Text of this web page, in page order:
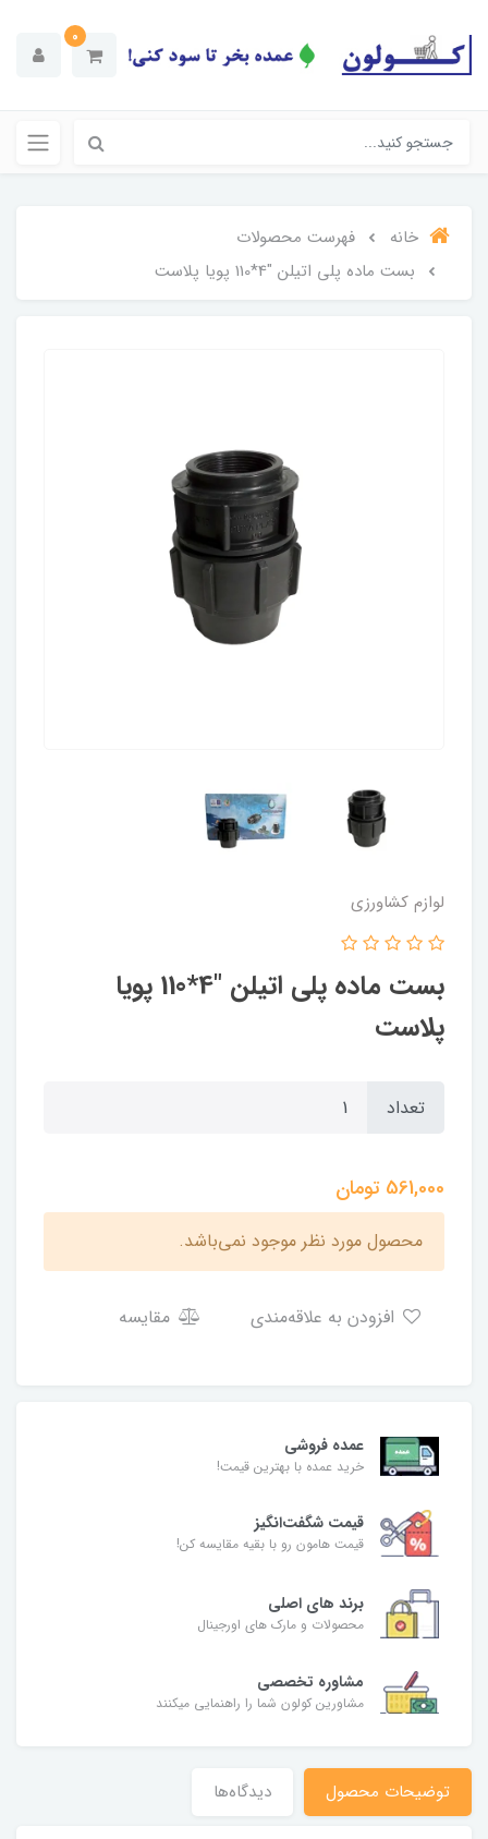
0
خانه
فهرست محصولات
بست ماده پلی اتیلن "4*110 پویا پلاست
لوازم کشاورزی
بست ماده پلی اتیلن "4*110 پویا
پلاست
تعداد
561,000 تومان
محصول مورد نظر موجود نمی‌باشد.
مقایسه
عمده فروشی
خرید عمده با بهترین قیمت!
قیمت شگفت‌انگیز
قیمت هامون رو با بقیه مقایسه کن!
برند های اصلی
محصولات و مارک های اورجینال
مشاوره تخصصی
مشاورین کولون شما را راهنمایی میکنند
توضیحات محصول دیدگاه‌ها